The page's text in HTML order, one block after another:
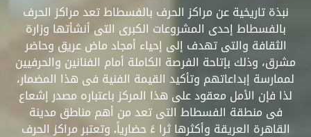
نبذة تاريخية عن مراكز الحرف بالفسطاط تعد مراكز الحرف
بالفسطاط إحدى المشروعات الكبرى التى أنشأتها وزارة
الثقافة والتى تهدف إلى إحياء أمجاد ماض عريق وحاضر
مشرق، وذلك بإتاحة الفرصة الكاملة أمام الفنانين والحرفيين
لممارسة إبداعاتهم وتأكيد القيمة الفنية فى هذا المضمار،
لذا فإن الأمل معقود على هذا المركز باعتباره مصدر إشعاع
فى منطقة الفسطاط التى تعد من أهم مناطق مدينة
القاهرة العريقة وأكثرها ثرا ءً حضارياً. وتعتبر مراكز الحرف